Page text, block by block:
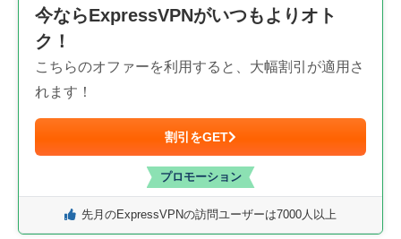
今ならExpressVPNがいつもよりオト
ク！
こちらのオファーを利用すると、大幅割引が適用さ
れます！
割引をGET
プロモーション
先月のExpressVPNの訪問ユーザーは7000人以上